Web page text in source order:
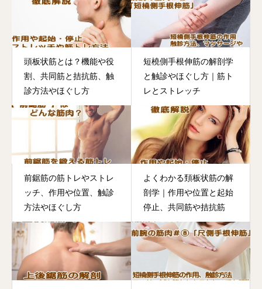
頭板状筋とは？機能や役
割、共同筋と拮抗筋、触
診方法やほぐし方
短橈側手根伸筋の解剖学
と触診やほぐし方｜筋ト
レとストレッチ
前鋸筋の筋トレやストレ
ッチ、作用や位置、触診
方法やほぐし方
よくわかる頚板状筋の解
剖学｜作用や位置と起始
停止、共同筋や拮抗筋